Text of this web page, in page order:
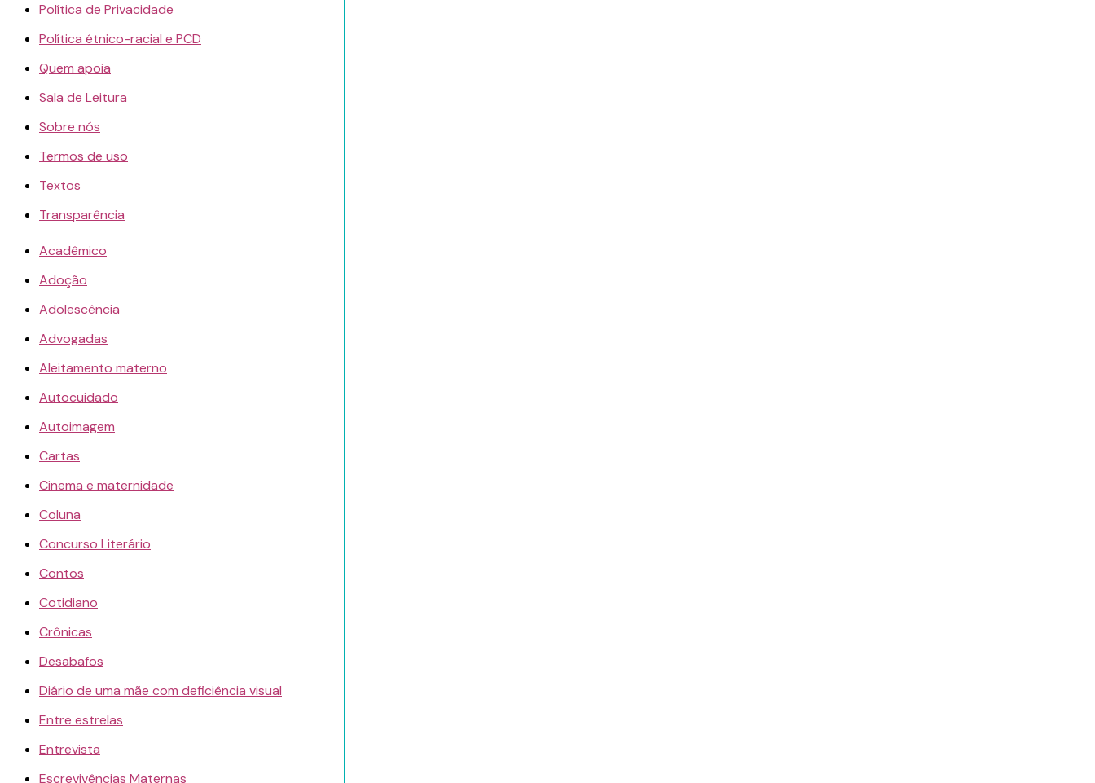
Política de Privacidade
Política étnico-racial e PCD
Quem apoia
Sala de Leitura
Sobre nós
Termos de uso
Textos
Transparência
Acadêmico
Adoção
Adolescência
Advogadas
Aleitamento materno
Autocuidado
Autoimagem
Cartas
Cinema e maternidade
Coluna
Concurso Literário
Contos
Cotidiano
Crônicas
Desabafos
Diário de uma mãe com deficiência visual
Entre estrelas
Entrevista
Escrevivências Maternas